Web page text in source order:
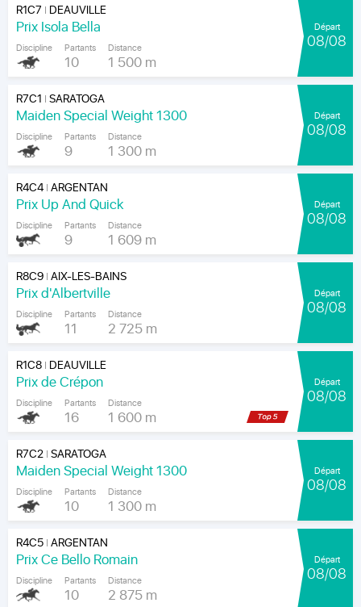
R1C7 | DEAUVILLE
Prix Isola Bella
Discipline Partants
10
Distance
1 500 m
Départ
08/08
R7C1 |SARATOGA
Maiden Special Weight 1300
Discipline Partants
9
Distance
1 300 m
Départ
08/08
R4C4|ARGENTAN
Prix Up And Quick
Discipline Partants
9
Distance
1 609 m
Départ
08/08
R8C9|AIX-LES-BAINS
Prix d'Albertville
Discipline Partants
11
Distance
2 725 m
Départ
08/08
R1C8| DEAUVILLE
Prix de Crépon
Discipline Partants
16
Distance
1 600 m
Départ
08/08
R7C2|SARATOGA
Maiden Special Weight 1300
Discipline Partants
10
Distance
1 300 m
Départ
08/08
R4C5|ARGENTAN
Prix Ce Bello Romain
Discipline Partants
10
Distance
2 875 m
Départ
08/08